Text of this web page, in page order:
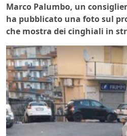
Marco Palumbo, un
ha pubblicato una foto sul
che mostra dei cinghiali in